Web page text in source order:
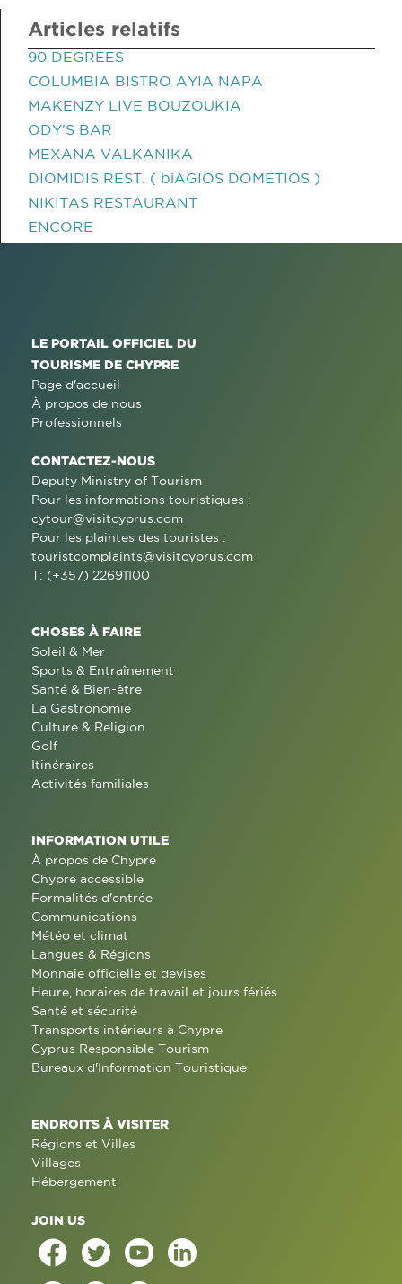
Articles relatifs
90 DEGREES
COLUMBIA BISTRO AYIA NAPA
MAKENZY LIVE BOUZOUKIA
ODY'S BAR
MEXANA VALKANIKA
DIOMIDIS REST. ( biAGIOS DOMETIOS )
NIKITAS RESTAURANT
ENCORE
LE PORTAIL OFFICIEL DU
TOURISME DE CHYPRE
Page d'accueil
À propos de nous
Professionnels
CONTACTEZ-NOUS
Deputy Ministry of Tourism
Pour les informations touristiques :
cytour@visitcyprus.com
Pour les plaintes des touristes :
touristcomplaints@visitcyprus.com
T: (+357) 22691100
CHOSES À FAIRE
Soleil & Mer
Sports & Entraînement
Santé & Bien-être
La Gastronomie
Culture & Religion
Golf
Itinéraires
Activités familiales
INFORMATION UTILE
À propos de Chypre
Chypre accessible
Formalités d'entrée
Communications
Météo et climat
Langues & Régions
Monnaie officielle et devises
Heure, horaires de travail et jours fériés
Santé et sécurité
Transports intérieurs à Chypre
Cyprus Responsible Tourism
Bureaux d'Information Touristique
ENDROITS À VISITER
Régions et Villes
Villages
Hébergement
JOIN US